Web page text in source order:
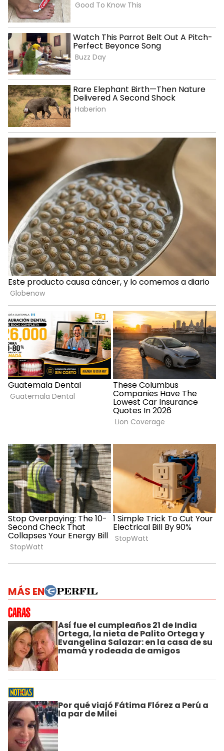
MÁS EN
Así fue el cumpleaños 21 de India
Ortega, la nieta de Palito Ortega y
Evangelina Salazar: en la casa de su
mamá y rodeada de amigos
Por qué viajó Fátima Flórez a Perú a
la par de Milei